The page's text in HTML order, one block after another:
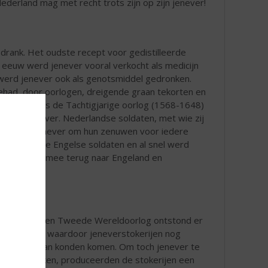
Het oudste recept voor gedistilleerde
werd jenever vooral verkocht als medicijn
jenever ook als genotsmiddel gedronken.
door oorlogen, dreigende graan tekorten en
Tijdens de Tachtigjarige oorlog (1568-1648)
jenever. Nederlandse soldaten, met wie zij
jenever om hun zenuwen voor iedere
met de Engelse soldaten en al snel werd
jenever mee terug naar Engeland en
de Eerste en Tweede Wereldoorlog ontstond er
waardoor jeneverstokerijen nog
aan graan konden komen. Om toch jenever te
blijven stoken, produceerden de stokerijen een